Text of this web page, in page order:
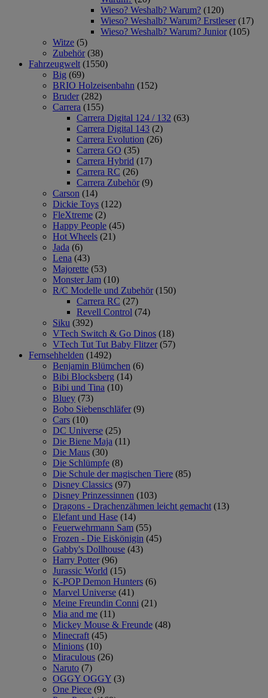
Wieso? Weshalb? Warum? (120)
Wieso? Weshalb? Warum? Erstleser (17)
Wieso? Weshalb? Warum? Junior (105)
Witze (5)
Zubehör (38)
Fahrzeugwelt (1550)
Big (69)
BRIO Holzeisenbahn (152)
Bruder (282)
Carrera (155)
Carrera Digital 124 / 132 (63)
Carrera Digital 143 (2)
Carrera Evolution (26)
Carrera GO (35)
Carrera Hybrid (17)
Carrera RC (26)
Carrera Zubehör (9)
Carson (14)
Dickie Toys (122)
FleXtreme (2)
Happy People (45)
Hot Wheels (21)
Jada (6)
Lena (43)
Majorette (53)
Monster Jam (10)
R/C Modelle und Zubehör (150)
Carrera RC (27)
Revell Control (74)
Siku (392)
VTech Switch & Go Dinos (18)
VTech Tut Tut Baby Flitzer (57)
Fernsehhelden (1492)
Benjamin Blümchen (6)
Bibi Blocksberg (14)
Bibi und Tina (10)
Bluey (73)
Bobo Siebenschläfer (9)
Cars (10)
DC Universe (25)
Die Biene Maja (11)
Die Maus (30)
Die Schlümpfe (8)
Die Schule der magischen Tiere (85)
Disney Classics (97)
Disney Prinzessinnen (103)
Dragons - Drachenzähmen leicht gemacht (13)
Elefant und Hase (14)
Feuerwehrmann Sam (55)
Frozen - Die Eiskönigin (45)
Gabby's Dollhouse (43)
Harry Potter (96)
Jurassic World (15)
K-POP Demon Hunters (6)
Marvel Universe (41)
Meine Freundin Conni (21)
Mia and me (11)
Mickey Mouse & Freunde (48)
Minecraft (45)
Minions (10)
Miraculous (26)
Naruto (7)
OGGY OGGY (3)
One Piece (9)